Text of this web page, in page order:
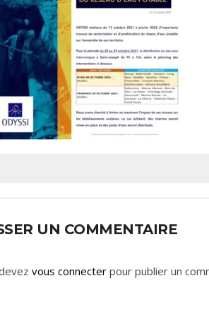
UN COMMENTAIRE
vous connecter pour publier un